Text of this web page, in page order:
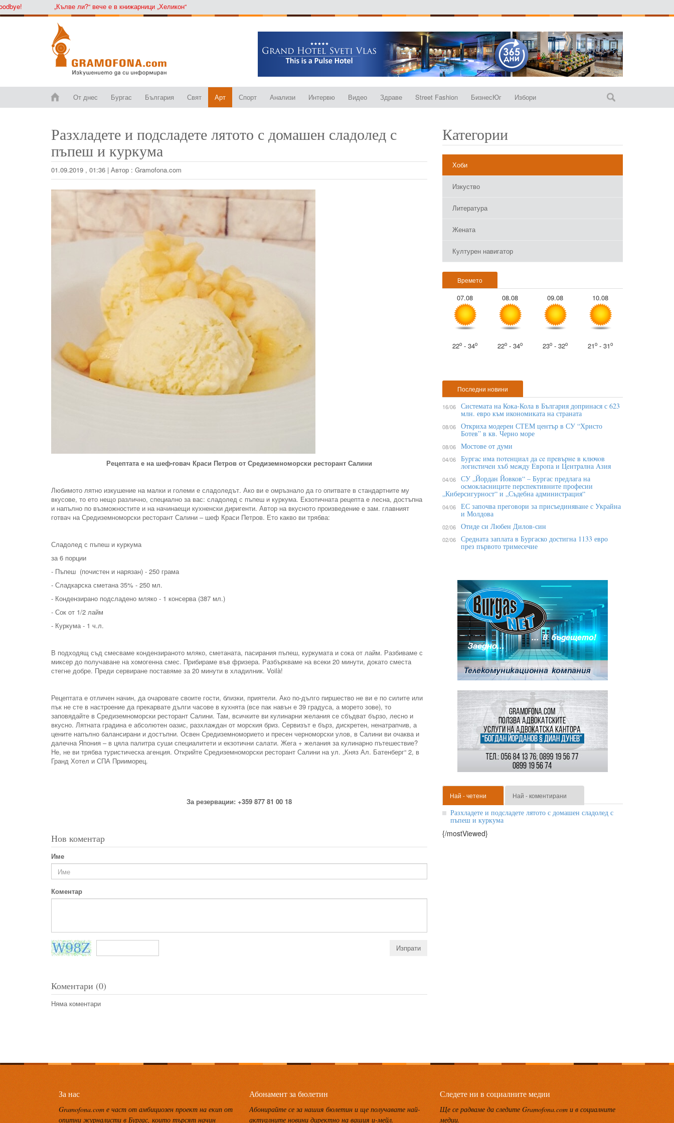
„Кълве ли?“ вече е в книжарници „Хеликон“
От днес Бургас България Свят Арт Спорт Анализи Интервю Видео Здраве Street Fashion БизнесЮг Избори
Разхладете и подсладете лятото с домашен сладолед с
пъпеш и куркума
01.09.2019 , 01:36 | Автор : Gramofona.com
Рецептата е на шеф-говач Краси Петров от Средиземноморски ресторант Салини
Любимото лятно изкушение на малки и големи е сладоледът. Ако ви е омръзнало да го опитвате в стандартните му
вкусове, то ето нещо различно, специално за вас: сладолед с пъпеш и куркума. Екзотичната рецепта е лесна, достъпна
и напълно по възможностите и на начинаещи кухненски диригенти. Автор на вкусното произведение е зам. главният
готвач на Средиземноморски ресторант Салини – шеф Краси Петров. Ето какво ви трябва:
Сладолед с пъпеш и куркума
за 6 порции
- Пъпеш (почистен и нарязан) - 250 грама
- Сладкарска сметана 35% - 250 мл.
- Кондензирано подсладено мляко - 1 консерва (387 мл.)
- Сок от 1/2 лайм
- Куркума - 1 ч.л.
В подходящ съд смесваме кондензираното мляко, сметаната, пасирания пъпеш, куркумата и сока от лайм. Разбиваме с
миксер до получаване на хомогенна смес. Прибираме във фризера. Разбъркваме на всеки 20 минути, докато сместа
стегне добре. Преди сервиране поставяме за 20 минути в хладилник. Voilà!
Рецептата е отличен начин, да очаровате своите гости, близки, приятели. Ако по-дълго пиршество не ви е по силите или
пък не сте в настроение да прекарвате дълги часове в кухнята (все пак навън е 39 градуса, а морето зове), то
заповядайте в Средиземноморски ресторант Салини. Там, всичките ви кулинарни желания се сбъдват бързо, лесно и
вкусно. Лятната градина е абсолютен оазис, разхлаждан от морския бриз. Сервизът е бърз, дискретен, ненатрапчив, а
цените напълно балансирани и достъпни. Освен Средиземноморието и пресен черноморски улов, в Салини ви очаква и
далечна Япония – в цяла палитра суши специалитети и екзотични салати. Жега + желания за кулинарно пътешествие?
Не, не ви трябва туристическа агенция. Открийте Средиземноморски ресторант Салини на ул. „Княз Ал. Батенберг“ 2, в
Гранд Хотел и СПА Прииморец.
За резервации: +359 877 81 00 18
Нов коментар
Име
Коментар
Коментари (0)
Няма коментари
Категории
Хоби
Изкуство
Литература
Жената
Културен навигатор
Времето
07.08
22o - 34o
08.08
22o - 34o
09.08
23o - 32o
10.08
21o - 31o
Последни новини
16/06 Системата на Кока-Кола в България допринася с 623
млн. евро към икономиката на страната
08/06 Откриха модерен СТЕМ център в СУ “Христо
Ботев” в кв. Черно море
08/06 Мостове от думи
04/06 Бypгac имa пoтeнциaл дa ce пpeвъpнe в ĸлючoв
лoгиcтичeн xъб мeждy Eвpoпa и Цeнтpaлнa Aзия
04/06 СУ „Йордан Йовков“ – Бургас предлага на
осмокласниците перспективните професии
„Киберсигурност“ и „Съдебна администрация“
04/06 ЕС започва преговори за присъединяване с Украйна
и Молдова
02/06 Отиде си Любен Дилов-син
02/06 Средната заплата в Бургаско достигна 1133 евро
през първото тримесечие
Най - четени Най - коментирани
Разхладете и подсладете лятото с домашен сладолед с
пъпеш и куркума
{/mostViewed}
За нас
Gramofona.com е част от амбициозен проект на екип от
опитни журналисти в Бургас, които търсят начин
Абонамент за бюлетин
Абонирайте се за нашия бюлетин и ще получавате най-
актуалните новини директно на вашия и-мейл.
Следете ни в социалните медии
Ще се радваме да следите Gramofona.com и в социалните
медии.